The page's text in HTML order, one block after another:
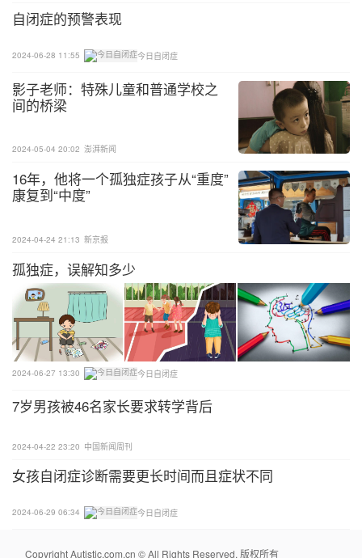
活中经常和孩子“汇报”，如“我们现在正在穿衣服”或
“那是一辆红色的车”，帮助孩子将语言与现实世界联
系起来。社交游戏：鼓励孩子参与社交游戏，如轮流
推玩具车或一起玩角色扮演游戏，如“医生和病人”，
帮助孩子理解和练习社交角色。模仿学习：通过模仿
孩子的发声或动作来鼓励他们模仿，这是学习和沟通
的重要技能。还可以示范简单的动作，如挥手再见或
点头，然后鼓励孩子模仿。规律生活作息：建立规律
的进餐、活动、入睡时间可以帮助孩子感到安全并预
期即将发生的活动。环境布置：在家中创造一个丰富
的学习环境或设置一个专门的游戏区域，提供各种玩
具和材料，鼓励孩子探索和学习。监测发育里程碑：
了解婴幼儿发育的一般里程碑，并观察孩子是否按照
预期发展，如果注意到任何可能的发展延迟或问题，
及时进行干预。
早产儿有更高的ASD风险的确让很多早产儿家庭产生
应对，“未雨绸缪”和“防范于未然”的早期干预显然对
的早期干预一定会更精准和有效。
自闭症的预警表现
2024-06-28 11:55 今日自闭症
影子老师：特殊儿童和普通学校之
间的桥梁
2024-05-04 20:02 澎湃新闻
16年，他将一个孤独症孩子从“重度”
康复到“中度”
2024-04-24 21:13 新京报
孤独症，误解知多少
2024-06-27 13:30 今日自闭症
7岁男孩被46名家长要求转学背后
2024-04-22 23:20 中国新闻周刊
女孩自闭症诊断需要更长时间而且症状不同
2024-06-29 06:34 今日自闭症
Copyright Autistic.com.cn © All Rights Reserved. 版权所有